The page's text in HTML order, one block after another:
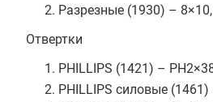
Разрезные (1930) –
Отвертки
PHILLIPS (1421) –
PHILLIPS силовые